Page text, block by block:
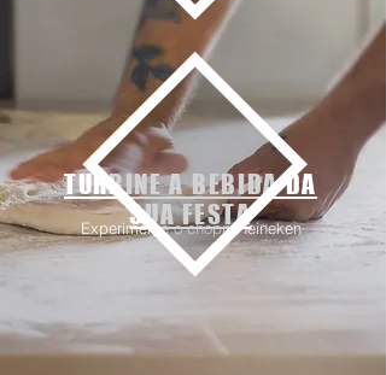
TURBINE A BEBIDA DA
SUA FESTA
Experimente o chopp Heineken